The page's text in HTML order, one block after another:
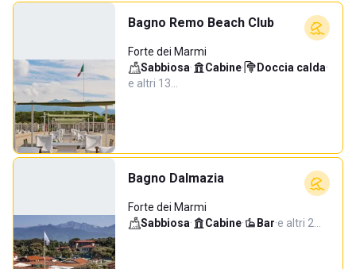
Bagno Remo Beach Club
Forte dei Marmi
Sabbiosa· Cabine· Doccia calda·
e altri 13…
Bagno Dalmazia
Forte dei Marmi
Sabbiosa· Cabine· Bar·e altri 2…